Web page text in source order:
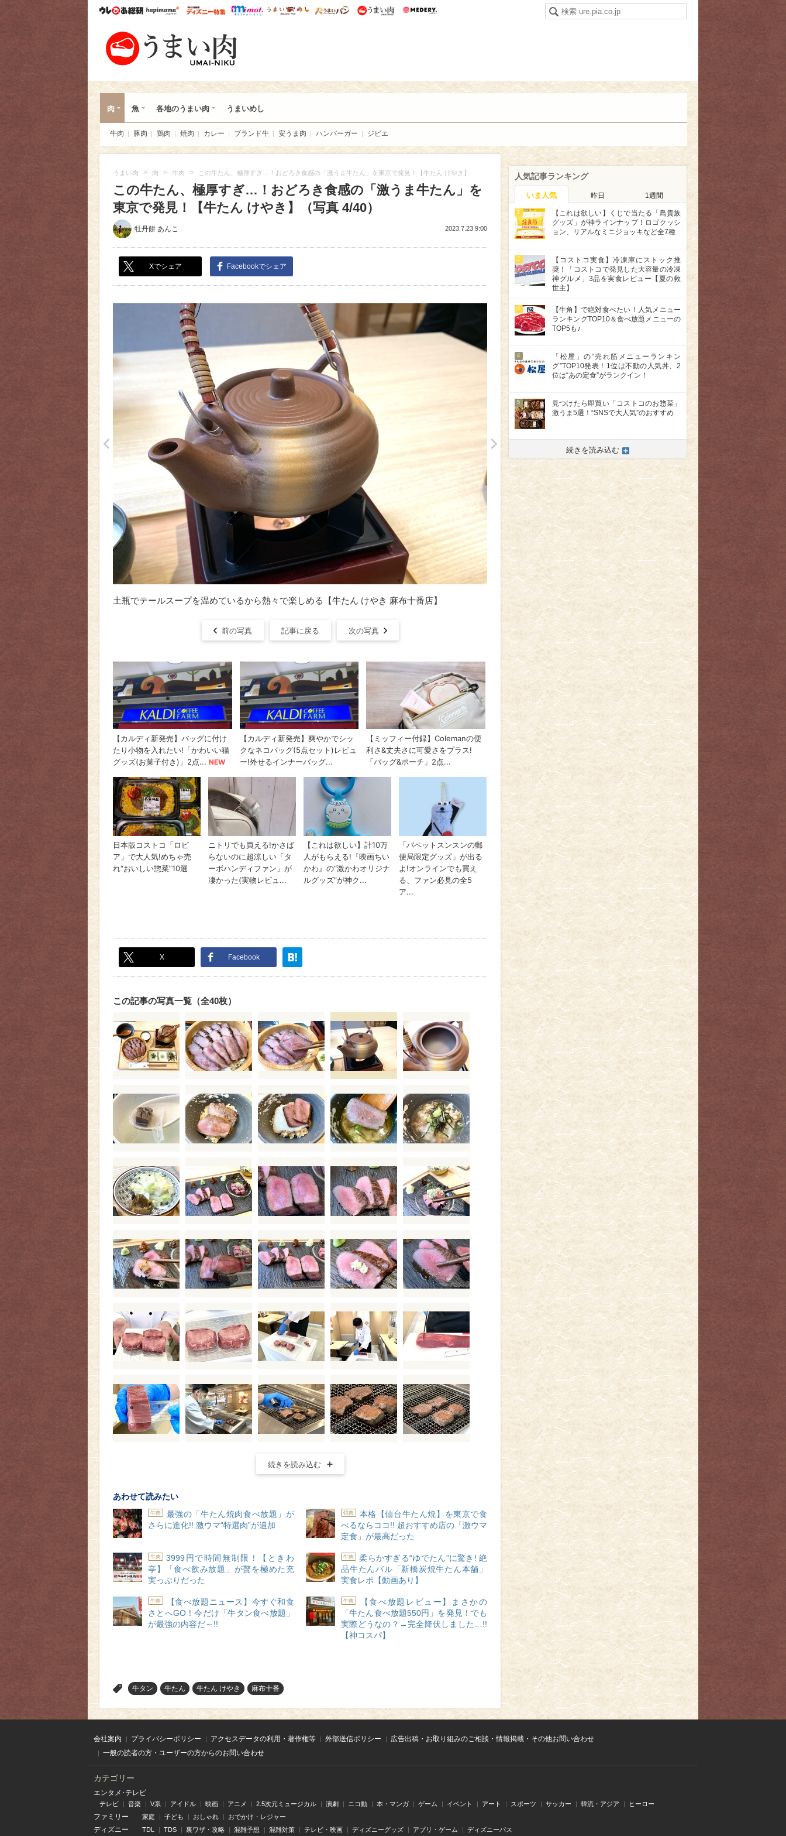
ウレぴあ総研ハピママ* ウレぴあ総研 ディズニー特集
mimot. うまいめし うまいパン うまい肉
肉 魚 各地のうまい肉 うまいめし
牛肉 豚肉 鶏肉 焼肉 カレー ブランド牛 安うま肉 ハンバーガー ジビエ
うまい肉 > 肉 > 牛肉 > この牛たん、極厚すぎ…！おどろき食感の「激うま牛たん」を東京で発見！【牛たん けやき】
この牛たん、極厚すぎ…！おどろき食感の「激うま牛たん」を
東京で発見！【牛たん けやき】（写真 4/40）
牡丹餅 あんこ 2023.7.23 9:00
Xでシェア Facebookでシェア
>
土瓶でテールスープを温めているから熱々で楽しめる【牛たん けやき 麻布十番店】
前の写真 記事に戻る 次の写真
X Facebook
この記事の写真一覧（全40枚）
続きを読み込む
あわせて読みたい
牛肉
最強の「牛たん焼肉食べ放題」が
さらに進化!! 激ウマ“特選肉”が追加
焼肉
本格【仙台牛たん焼】を東京で食
べるならココ!! 超おすすめ店の「激ウマ
定食」が最高だった
牛肉
3999円で時間無制限！【ときわ
亭】「食べ飲み放題」が贅を極めた充
実っぷりだった
牛肉
柔らかすぎる“ゆでたん”に驚き! 絶
品牛たんバル「新橋炭焼牛たん本舗」
実食レポ【動画あり】
牛肉
【食べ放題ニュース】今すぐ和食
さとへGO！今だけ「牛タン食べ放題」
が最強の内容だ～!!
牛肉
【食べ放題レビュー】まさかの
「牛たん食べ放題550円」を発見！でも
実際どうなの？→完全降伏しました…!!
【神コスパ】
牛タン 牛たん 牛たん けやき 麻布十番
人気記事ランキング
いま人気 昨日 1週間
1
【これは欲しい】くじで当たる「鳥貴族
グッズ」が神ラインナップ！ロゴクッシ
ョン、リアルなミニジョッキなど全7種
2
【コストコ実食】冷凍庫にストック推
奨！「コストコで発見した大容量の冷凍
神グルメ」3品を実食レビュー【夏の救
世主】
3
【牛角】で絶対食べたい！人気メニュー
ランキングTOP10＆食べ放題メニューの
TOP5も♪
4
「松屋」の“売れ筋メニューランキン
グ”TOP10発表！1位は不動の人気丼、2
位は“あの定食”がランクイン！
5
見つけたら即買い「コストコのお惣菜」
激うま5選！“SNSで大人気”のおすすめ
続きを読み込む
会社案内 プライバシーポリシー アクセスデータの利用・著作権等 外部送信ポリシー
広告出稿・お取り組みのご相談・情報掲載・その他お問い合わせ
一般の読者の方・ユーザーの方からのお問い合わせ
カテゴリー
エンタメ･テレビ
テレビ 音楽 V系 アイドル 映画 アニメ 2.5次元ミュージカル 演劇 ニコ動 本・マンガ ゲーム イベント アート スポーツ サッカー 韓流・アジア ヒーロー
ファミリー 家庭 子ども おしゃれ おでかけ・レジャー
ディズニー TDL TDS 裏ワザ・攻略 混雑予想 混雑対策 テレビ・映画 ディズニーグッズ アプリ・ゲーム ディズニーパス